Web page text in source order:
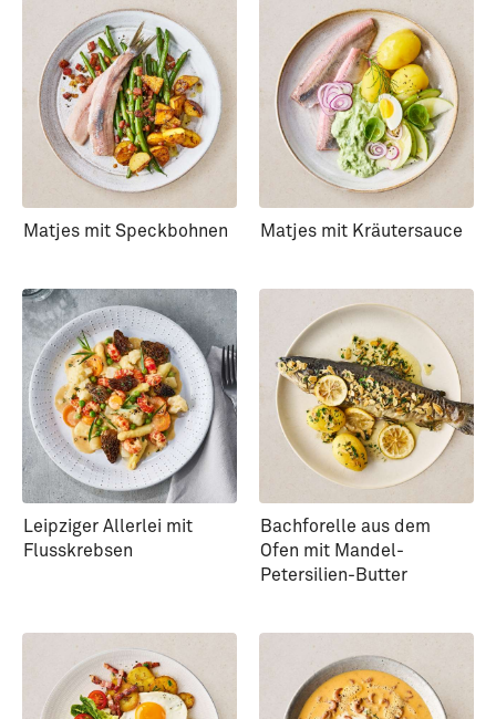
Matjes mit Speckbohnen Matjes mit Kräutersauce
Leipziger Allerlei mit
Flusskrebsen
Bachforelle aus dem
Ofen mit Mandel-
Petersilien-Butter